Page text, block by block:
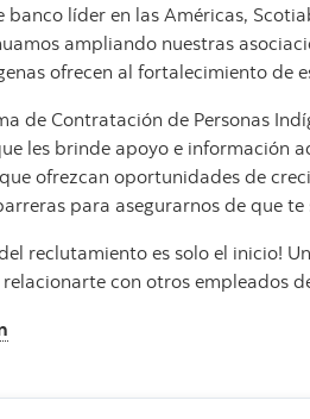
banco líder en las Américas,
ampliando nuestras
ofrecen al fortalecimiento de
de Contratación de Personas
les brinde apoyo e información
ofrezcan oportunidades de
para asegurarnos de que
reclutamiento es solo el inicio!
con otros empleados